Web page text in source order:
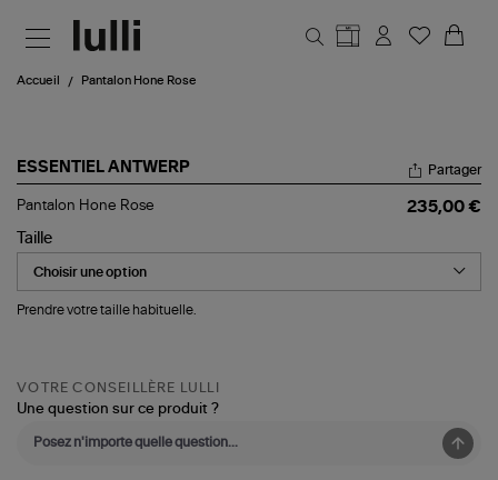
Accueil Pantalon Hone Rose
ESSENTIEL ANTWERP
Pantalon
Rose
Partager
Pantalon Hone Rose
235,00 €
Taille
Prendre votre taille habituelle.
VOTRE CONSEILLÈRE LULLI
Une question sur ce produit ?